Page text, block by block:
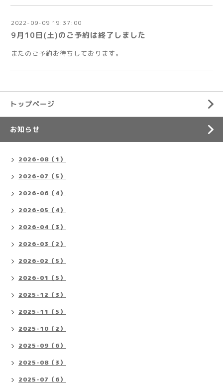
2022-09-09 19:37:00
9月10日(土)のご予約は終了しました
またのご予約お待ちしております。
トップページ
お知らせ
2026-08（1）
2026-07（5）
2026-06（4）
2026-05（4）
2026-04（3）
2026-03（2）
2026-02（5）
2026-01（5）
2025-12（3）
2025-11（5）
2025-10（2）
2025-09（6）
2025-08（3）
2025-07（6）